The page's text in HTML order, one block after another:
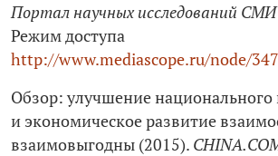
Портал научных исследований СМИ
Режим доступа
http://www.mediascope.ru/node/347
Обзор: улучшение
и экономическое развитие
взаимовыгодны (2015).